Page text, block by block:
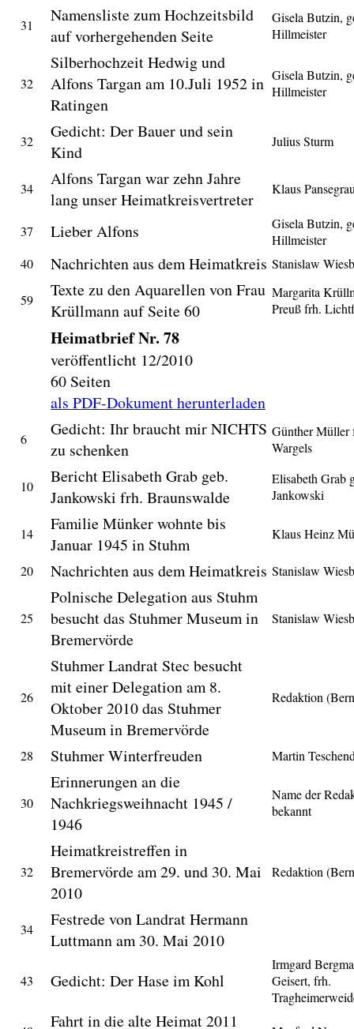
31
Namensliste zum Hochzeitsbild
auf vorhergehenden Seite
Gisela Butzin,
Hillmeister
32
Silberhochzeit Hedwig und
Alfons Targan am 10.Juli 1952 in
Ratingen
Gisela Butzin,
Hillmeister
32
Gedicht: Der Bauer und sein
Kind
Julius Sturm
34
Alfons Targan war zehn Jahre
lang unser Heimatkreisvertreter
Klaus
37 Lieber Alfons
Gisela Butzin,
Hillmeister
40
Nachrichten aus dem Heimatkreis Stanislaw
59
Texte zu den Aquarellen von Frau
Krüllmann auf Seite 60
Margarita
Preuß frh.
Heimatbrief Nr. 78
veröffentlicht 12/2010
60 Seiten
als PDF-Dokument herunterladen
6
Gedicht: Ihr braucht mir NICHTS
zu schenken
Günther Müller
Wargels
10
Bericht Elisabeth Grab geb.
Jankowski frh. Braunswalde
Elisabeth Grab
Jankowski
14
Familie Münker wohnte bis
Januar 1945 in Stuhm
Klaus Heinz
20 Nachrichten aus dem Heimatkreis Stanislaw
25
Polnische Delegation aus Stuhm
besucht das Stuhmer Museum in
Bremervörde
Stanislaw
26
Stuhmer Landrat Stec besucht
mit einer Delegation am 8.
Oktober 2010 das Stuhmer
Museum in Bremervörde
Redaktion
28 Stuhmer Winterfreuden Martin
30
Erinnerungen an die
Nachkriegsweihnacht 1945 /
1946
Name der
bekannt
32
Heimatkreistreffen in
Bremervörde am 29. und 30. Mai
2010
Redaktion
34
Festrede von Landrat Hermann
Luttmann am 30. Mai 2010
43 Gedicht: Der Hase im Kohl
Irmgard
Geisert, frh.
Fahrt in die alte Heimat 2011